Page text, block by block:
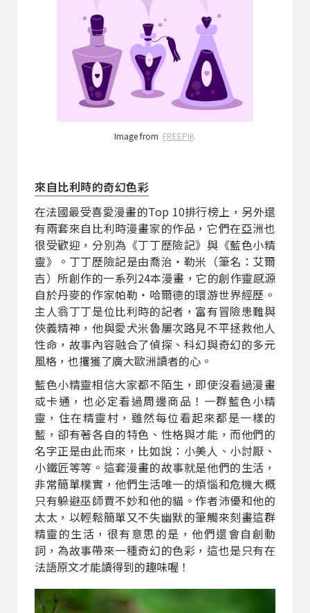
Image from FREEPIK
來自比利時的奇幻色彩
在法國最受喜愛漫畫的Top 10排行榜上，另外還
有兩套來自比利時漫畫家的作品，它們在亞洲也
很受歡迎，分別為《丁丁歷險記》與《藍色小精
靈》。丁丁歷險記是由喬治・勒米（筆名：艾爾
吉）所創作的一系列24本漫畫，它的創作靈感源
自於丹麥的作家帕勒・哈爾德的環游世界經歷。
主人翁丁丁是位比利時的記者，富有冒險患難與
俠義精神，他與愛犬米魯屢次路見不平拯救他人
性命，故事內容融合了偵探、科幻與奇幻的多元
風格，也攫獲了廣大歐洲讀者的心。
藍色小精靈相信大家都不陌生，即使沒看過漫畫
或卡通，也必定看過周邊商品！一群藍色小精
靈，住在精靈村，雖然每位看起來都是一樣的
藍，卻有著各自的特色、性格與才能，而他們的
名字正是由此而來，比如說：小美人、小討厭、
小鐵匠等等。這套漫畫的故事就是他們的生活，
非常簡單樸實，他們生活唯一的煩惱和危機大概
只有躲避巫師賈不妙和他的貓。作者沛優和他的
太太，以輕鬆簡單又不失幽默的筆觸來刻畫這群
精靈的生活，很有意思的是，他們還會自創動
詞，為故事帶來一種奇幻的色彩，這也是只有在
法語原文才能讀得到的趣味喔！